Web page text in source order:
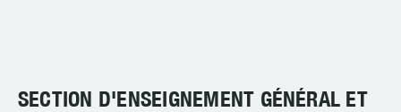
SECTION D'ENSEIGNEMENT GÉNÉRAL ET